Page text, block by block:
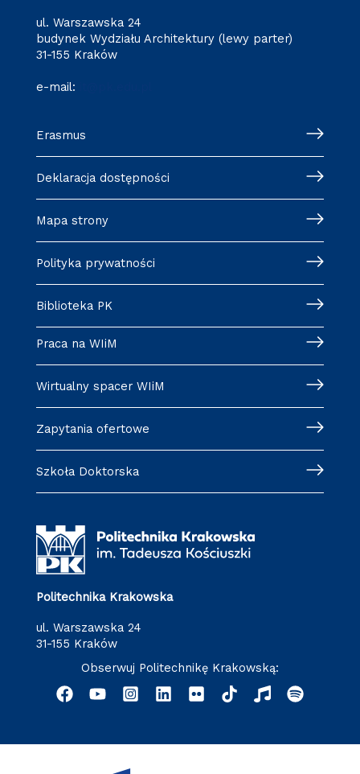
ul. Warszawska 24
budynek Wydziału Architektury (lewy parter)
31-155 Kraków
e-mail:
Erasmus
Deklaracja dostępności
Mapa strony
Polityka prywatności
Biblioteka PK
Praca na WIiM
Wirtualny spacer WIiM
Zapytania ofertowe
Szkoła Doktorska
Politechnika Krakowska
ul. Warszawska 24
31-155 Kraków
Obserwuj Politechnikę Krakowską: